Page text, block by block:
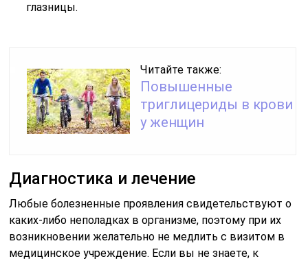
глазницы.
Читайте также:
Повышенные
триглицериды в крови
у женщин
Диагностика и лечение
Любые болезненные проявления свидетельствуют о
каких-либо неполадках в организме, поэтому при их
возникновении желательно не медлить с визитом в
медицинское учреждение. Если вы не знаете, к